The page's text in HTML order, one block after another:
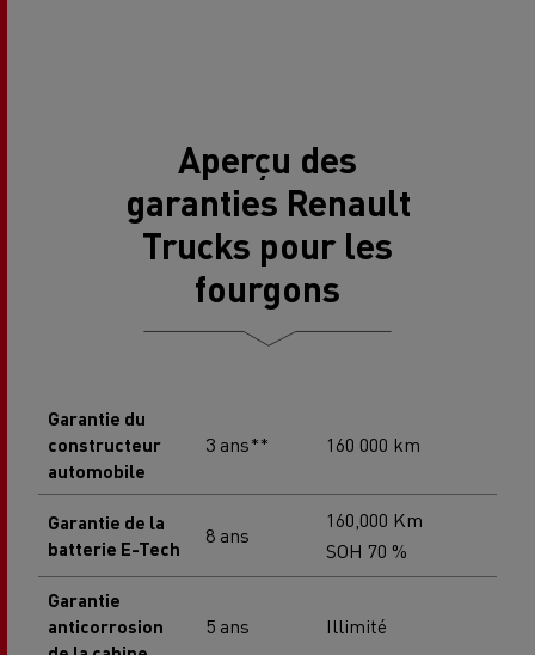
Aperçu des
garanties Renault
Trucks pour les
fourgons
Garantie du
constructeur
automobile
3 ans** 160 000 km
Garantie de la
batterie E-Tech
8 ans
160,000 Km
SOH 70 %
Garantie
anticorrosion
5 ans Illimité